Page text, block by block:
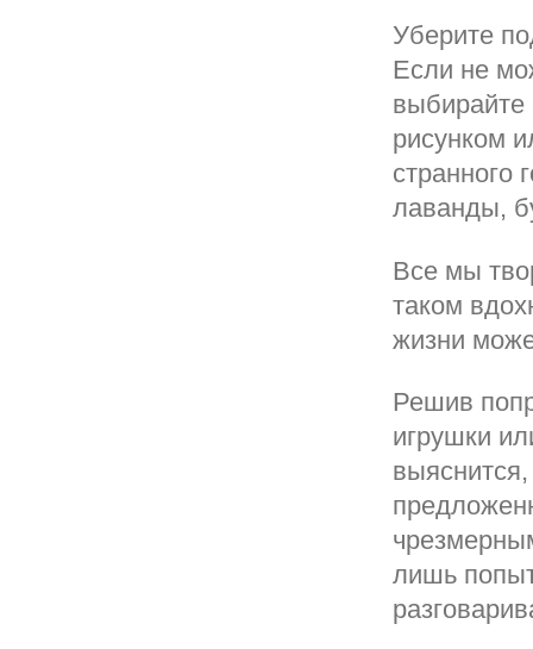
Уберите
Если не
выбирайте
рисунком
странного
лаванды,
Все мы
таком
жизни
Решив
игрушки
лишь